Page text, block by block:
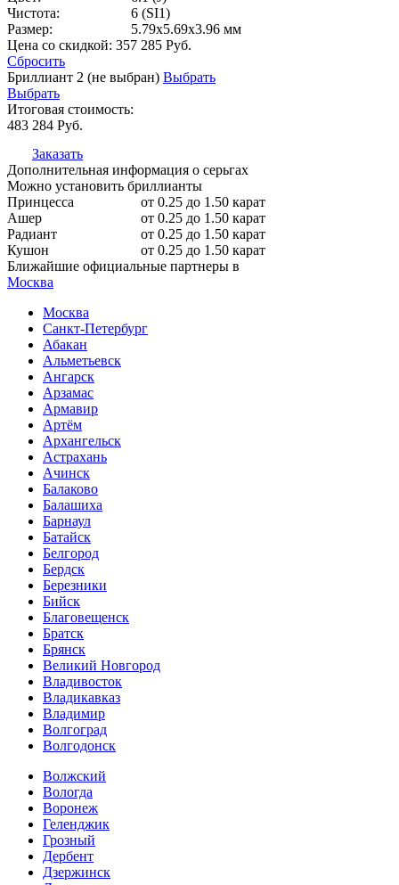
Чистота:
6 (SI1)
Размер:
5.79x5.69x3.96 мм
Цена со скидкой: 357 285 Руб.
Сбросить
Бриллиант 2 (не выбран) Выбрать
Выбрать
Итоговая стоимость:
483 284 Руб.
Заказать
Дополнительная информация о серьгах
Можно установить бриллианты
Принцесса
от 0.25 до 1.50 карат
Ашер
от 0.25 до 1.50 карат
Радиант
от 0.25 до 1.50 карат
Кушон
от 0.25 до 1.50 карат
Ближайшие официальные партнеры в
Москва
Москва
Санкт-Петербург
Абакан
Альметьевск
Ангарск
Арзамас
Армавир
Артём
Архангельск
Астрахань
Ачинск
Балаково
Балашиха
Барнаул
Батайск
Белгород
Бердск
Березники
Бийск
Благовещенск
Братск
Брянск
Великий Новгород
Владивосток
Владикавказ
Владимир
Волгоград
Волгодонск
Волжский
Вологда
Воронеж
Геленджик
Грозный
Дербент
Дзержинск